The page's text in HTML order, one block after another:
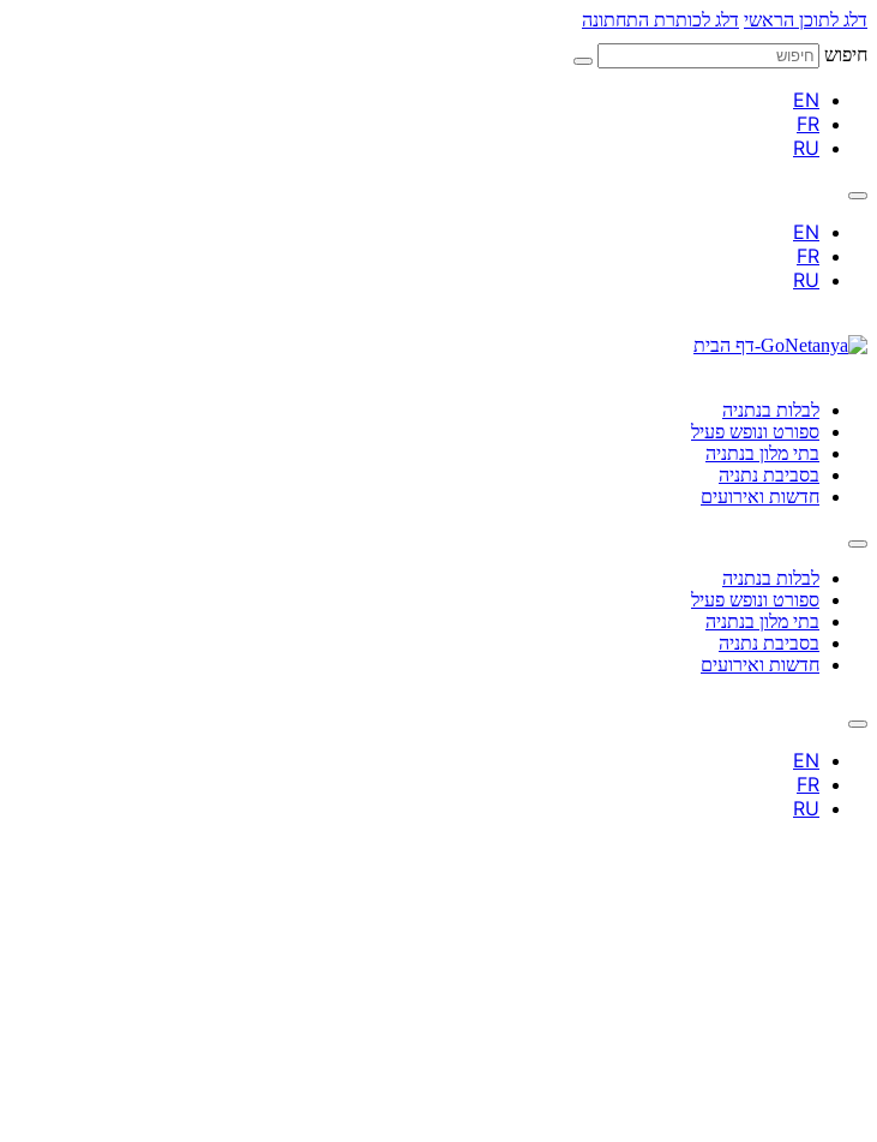
דלג לתוכן הראשי דלג לכותרת התחתונה
חיפוש
לבלות בנתניה
ספורט ונופש פעיל
בתי מלון בנתניה
בסביבת נתניה
חדשות ואירועים
לבלות בנתניה
ספורט ונופש פעיל
בתי מלון בנתניה
בסביבת נתניה
חדשות ואירועים